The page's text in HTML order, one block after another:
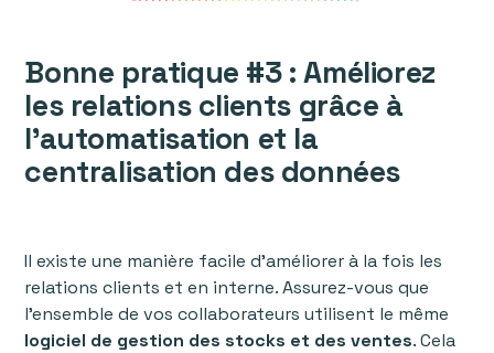
Bonne pratique #3 : Améliorez
les relations clients grâce à
l'automatisation et la
centralisation des données
Il existe une manière facile d'améliorer à la fois les
relations clients et en interne. Assurez-vous que
l'ensemble de vos collaborateurs utilisent le même
logiciel de gestion des stocks et des ventes. Cela